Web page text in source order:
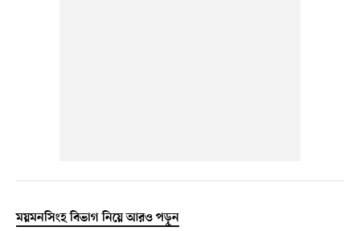
ময়মনসিংহ বিভাগ নিয়ে আরও পড়ুন